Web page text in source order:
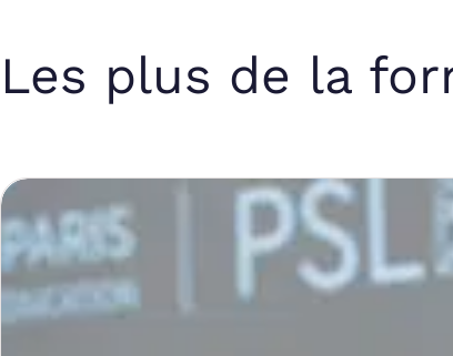
Les plus de la